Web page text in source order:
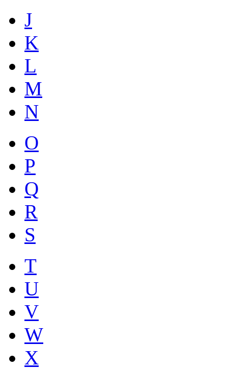
J
K
L
M
N
O
P
Q
R
S
T
U
V
W
X